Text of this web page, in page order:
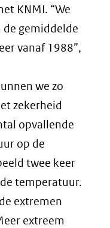
KNMI. “We
gemiddelde
vanaf 1988”,
we zo
zekerheid
opvallende
op de
twee keer
temperatuur.
extremen
extreem